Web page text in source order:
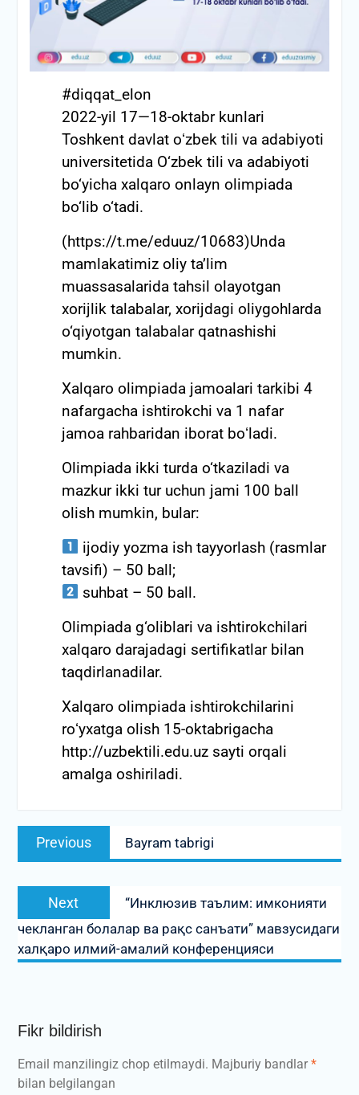
#diqqat_elon
2022-yil 17—18-oktabr kunlari
Toshkent davlat oʻzbek tili va adabiyoti
universitetida O‘zbek tili va adabiyoti
bo‘yicha xalqaro onlayn olimpiada
bo‘lib o‘tadi.
(https://t.me/eduuz/10683)Unda
mamlakatimiz oliy ta’lim
muassasalarida tahsil olayotgan
xorijlik talabalar, xorijdagi oliygohlarda
o‘qiyotgan talabalar qatnashishi
mumkin.
Xalqaro olimpiada jamoalari tarkibi 4
nafargacha ishtirokchi va 1 nafar
jamoa rahbaridan iborat boʻladi.
Olimpiada ikki turda o‘tkaziladi va
mazkur ikki tur uchun jami 100 ball
olish mumkin, bular:
ijodiy yozma ish tayyorlash (rasmlar
tavsifi) – 50 ball;
suhbat – 50 ball.
Olimpiada g‘oliblari va ishtirokchilari
xalqaro darajadagi sertifikatlar bilan
taqdirlanadilar.
Xalqaro olimpiada ishtirokchilarini
roʻyxatga olish 15-oktabrigacha
http://uzbektili.edu.uz sayti orqali
amalga oshiriladi.
Post
menyusi
Previous
post:
Bayram tabrigi
Next
post:
“Инклюзив таълим: имконияти
чекланган болалар ва рақс санъати” мавзусидаги
халқаро илмий-амалий конференцияси
Fikr bildirish
Email manzilingiz chop etilmaydi. Majburiy bandlar*
bilan belgilangan